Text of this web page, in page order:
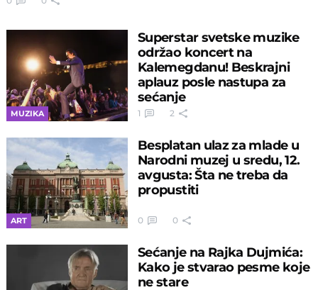
MUZIKA
Superstar svetske muzike
održao koncert na
Kalemegdanu! Beskrajni
aplauz posle nastupa za
sećanje
1 2
ART
Besplatan ulaz za mlade u
Narodni muzej u sredu, 12.
avgusta: Šta ne treba da
propustiti
0 0
Sećanje na Rajka Dujmića:
Kako je stvarao pesme koje
ne stare